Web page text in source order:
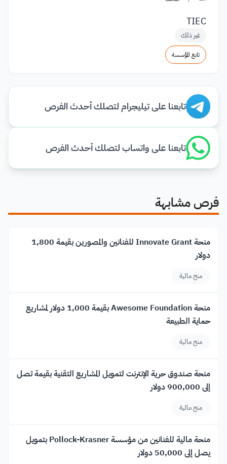
TIEC
غير ذلك
تابع المؤسسة
تابعنا على تيليجرام لتصلك أحدث الفرص
تابعنا على واتساب لتصلك أحدث الفرص
فرص مشابهة
منحة Innovate Grant للفنانين والمصورين بقيمة 1,800
دولار
منح مالية
منحة Awesome Foundation بقيمة 1,000 دولار لمشاريع
حماية الطبيعة
منح مالية
منحة صندوق حرية الإنترنت لتمويل المشاريع التقنية بقيمة تصل
إلى 900,000 دولار
منح مالية
منحة مالية للفنانين من مؤسسة Pollock-Krasner بتمويل
يصل إلى 50,000 دولار